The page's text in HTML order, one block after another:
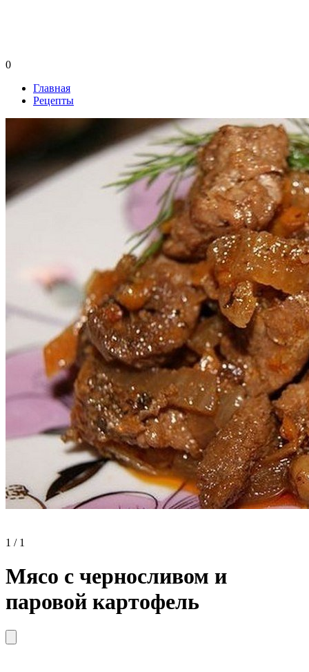
0
Главная
Рецепты
1 / 1
Мясо с черносливом и
паровой картофель